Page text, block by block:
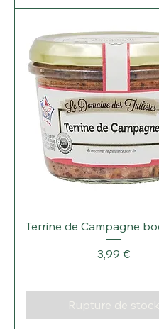
Terrine de Campagne
Prix
3,99 €
Rupture de stock